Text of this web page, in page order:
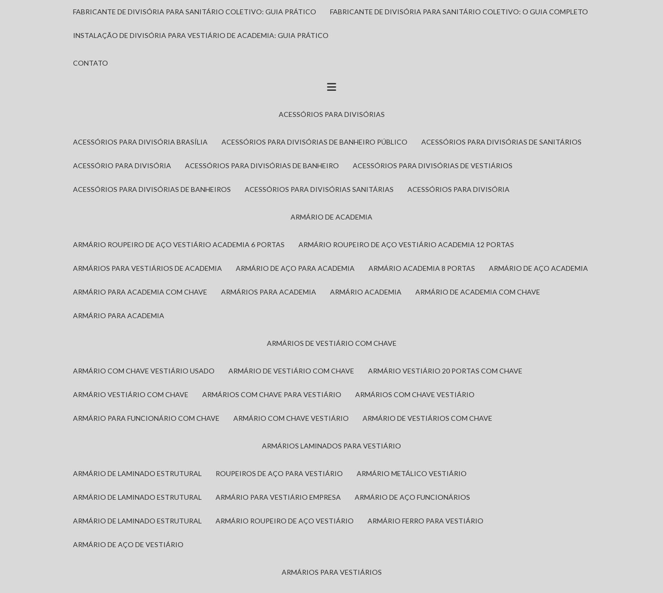
FABRICANTE DE DIVISÓRIA PARA SANITÁRIO COLETIVO: GUIA PRÁTICO FABRICANTE DE DIVISÓRIA PARA SANITÁRIO COLETIVO: O GUIA COMPLETO
INSTALAÇÃO DE DIVISÓRIA PARA VESTIÁRIO DE ACADEMIA: GUIA PRÁTICO
CONTATO
ACESSÓRIOS PARA DIVISÓRIAS
ACESSÓRIOS PARA DIVISÓRIA BRASÍLIA ACESSÓRIOS PARA DIVISÓRIAS DE BANHEIRO PÚBLICO ACESSÓRIOS PARA DIVISÓRIAS DE SANITÁRIOS
ACESSÓRIO PARA DIVISÓRIA ACESSÓRIOS PARA DIVISÓRIAS DE BANHEIRO ACESSÓRIOS PARA DIVISÓRIAS DE VESTIÁRIOS
ACESSÓRIOS PARA DIVISÓRIAS DE BANHEIROS ACESSÓRIOS PARA DIVISÓRIAS SANITÁRIAS ACESSÓRIOS PARA DIVISÓRIA
ARMÁRIO DE ACADEMIA
ARMÁRIO ROUPEIRO DE AÇO VESTIÁRIO ACADEMIA 6 PORTAS ARMÁRIO ROUPEIRO DE AÇO VESTIÁRIO ACADEMIA 12 PORTAS
ARMÁRIOS PARA VESTIÁRIOS DE ACADEMIA ARMÁRIO DE AÇO PARA ACADEMIA ARMÁRIO ACADEMIA 8 PORTAS ARMÁRIO DE AÇO ACADEMIA
ARMÁRIO PARA ACADEMIA COM CHAVE ARMÁRIOS PARA ACADEMIA ARMÁRIO ACADEMIA ARMÁRIO DE ACADEMIA COM CHAVE
ARMÁRIO PARA ACADEMIA
ARMÁRIOS DE VESTIÁRIO COM CHAVE
ARMÁRIO COM CHAVE VESTIÁRIO USADO ARMÁRIO DE VESTIÁRIO COM CHAVE ARMÁRIO VESTIÁRIO 20 PORTAS COM CHAVE
ARMÁRIO VESTIÁRIO COM CHAVE ARMÁRIOS COM CHAVE PARA VESTIÁRIO ARMÁRIOS COM CHAVE VESTIÁRIO
ARMÁRIO PARA FUNCIONÁRIO COM CHAVE ARMÁRIO COM CHAVE VESTIÁRIO ARMÁRIO DE VESTIÁRIOS COM CHAVE
ARMÁRIOS LAMINADOS PARA VESTIÁRIO
ARMÁRIO DE LAMINADO ESTRUTURAL ROUPEIROS DE AÇO PARA VESTIÁRIO ARMÁRIO METÁLICO VESTIÁRIO
ARMÁRIO DE LAMINADO ESTRUTURAL ARMÁRIO PARA VESTIÁRIO EMPRESA ARMÁRIO DE AÇO FUNCIONÁRIOS
ARMÁRIO DE LAMINADO ESTRUTURAL ARMÁRIO ROUPEIRO DE AÇO VESTIÁRIO ARMÁRIO FERRO PARA VESTIÁRIO
ARMÁRIO DE AÇO DE VESTIÁRIO
ARMÁRIOS PARA VESTIÁRIOS